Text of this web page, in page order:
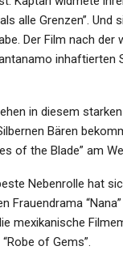
alle Grenzen”.
Der Film nach
in diesem
Bären
of the Blade” am
Nebenrolle hat
Frauendrama
mexikanische
of Gems”.
Vorfall
Admin